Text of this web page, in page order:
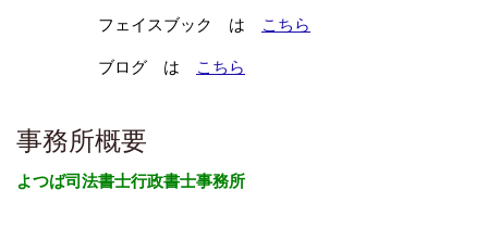
フェイスブック は こちら
ブログ は こちら
事務所概要
よつば司法書士行政書士事務所